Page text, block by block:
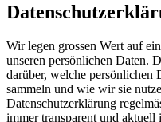
Wir legen grossen Wert auf
unseren persönlichen Daten.
darüber, welche
sammeln und wie wir sie
Datenschutzerklärung
immer transparent und aktuell